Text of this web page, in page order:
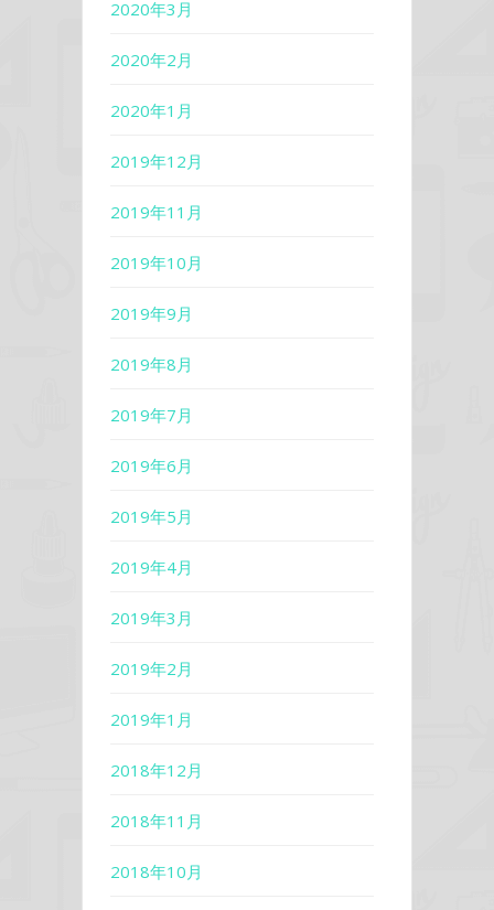
2020年3月
2020年2月
2020年1月
2019年12月
2019年11月
2019年10月
2019年9月
2019年8月
2019年7月
2019年6月
2019年5月
2019年4月
2019年3月
2019年2月
2019年1月
2018年12月
2018年11月
2018年10月